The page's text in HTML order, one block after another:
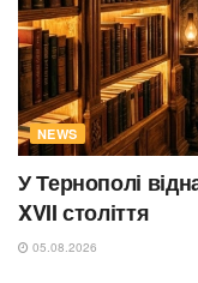
NEWS
У Тернополі
XVII століття
05.08.2026